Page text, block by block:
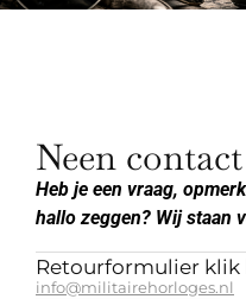
Neen
Heb je een vraag,
hallo zeggen? Wij staan
Retourformulier klik
info@militairehorloges.nl